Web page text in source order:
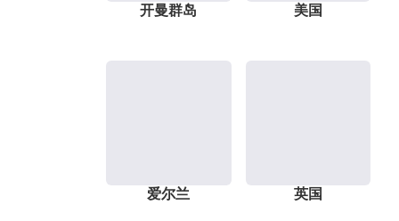
开曼群岛 美国
爱尔兰 英国